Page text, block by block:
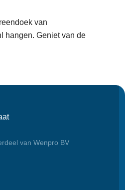
van
hangen. Geniet van de
van Wenpro BV